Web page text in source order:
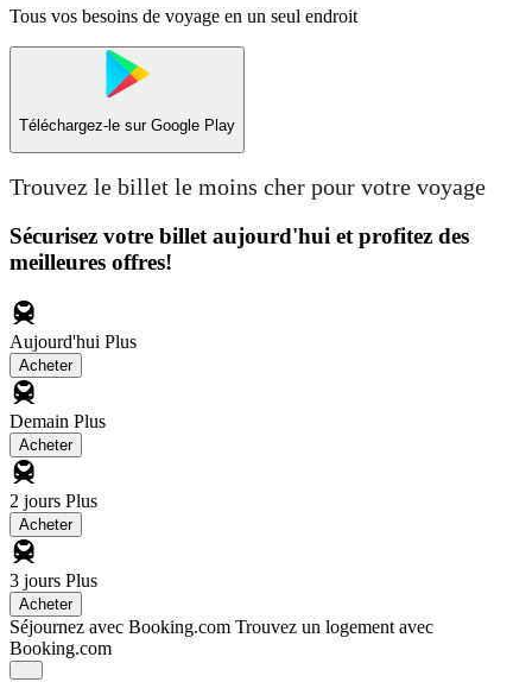
Tous vos besoins de voyage en un seul endroit
Téléchargez-le sur Google Play
Trouvez le billet le moins cher pour votre voyage
Sécurisez votre billet aujourd'hui et profitez des
meilleures offres!
Aujourd'hui Plus
Acheter
Demain Plus
Acheter
2 jours Plus
Acheter
3 jours Plus
Acheter
Séjournez avec Booking.com Trouvez un logement avec
Booking.com